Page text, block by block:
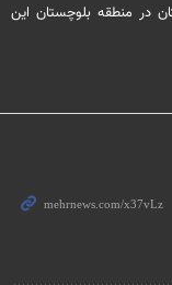
در منطقه بلوچستان این